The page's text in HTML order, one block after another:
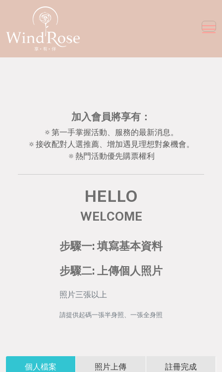
加入會員將享有：
🔅第一手掌握活動、服務的最新消息。
🔅接收配對人選推薦、增加遇見理想對象機會。
🔅熱門活動優先購票權利
HELLO
WELCOME
步驟一: 填寫基本資料
步驟二: 上傳個人照片
照片三張以上
請提供起碼一張半身照、一張全身照
個人檔案 照片上傳 註冊完成